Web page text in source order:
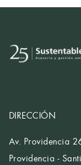
DIRECCIÓN
Av. Providencia
Providencia -